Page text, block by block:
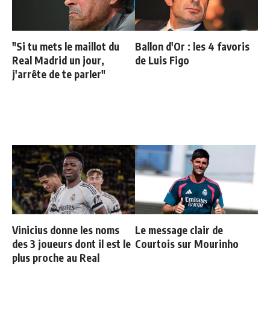
"Si tu mets le maillot du
Real Madrid un jour,
j'arrête de te parler"
Ballon d'Or : les 4 favoris
de Luis Figo
Vinicius donne les noms
des 3 joueurs dont il est le
plus proche au Real
Le message clair de
Courtois sur Mourinho